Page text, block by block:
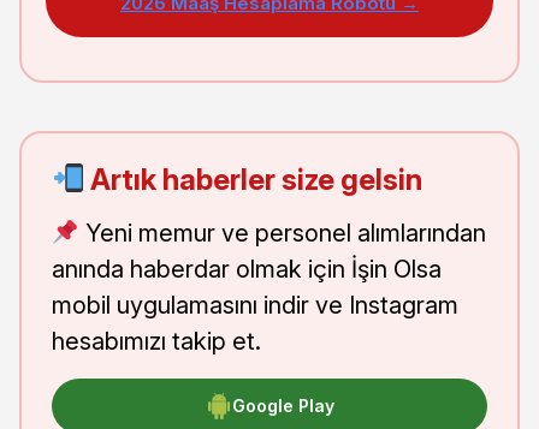
Artık haberler size gelsin
Yeni memur ve personel alımlarından
anında haberdar olmak için İşin Olsa
mobil uygulamasını indir ve Instagram
hesabımızı takip et.
Google Play